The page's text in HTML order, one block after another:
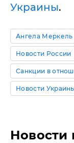
Украины.
Ангела Меркель
Новости России
Санкции в
Новости
Новости